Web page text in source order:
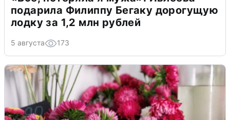
подарила Филиппу Бегаку дорогущую
лодку за 1,2 млн рублей
5 августа 173